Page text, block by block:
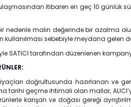
itibaren en geç 10 günlük
nedenle malın değerinde bir azalma
sebebiyle meydana gelen
SATICI tarafından düzenlenen
doğrultusunda hazırlanan
tarihi geçme ihtimali olan mallar,
karışan ve doğası gereği